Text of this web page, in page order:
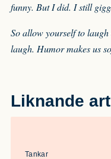
funny. But I did. I still
So allow yourself to
laugh. Humor makes us
Liknande
Tankar